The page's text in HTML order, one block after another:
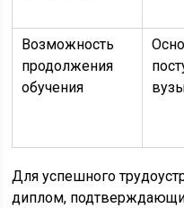
Возможность
продолжения
обучения
Для успешного
диплом,